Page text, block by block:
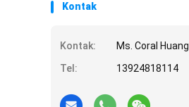
Kontak
Kontak:
Ms. Coral Huang
Tel:
13924818114